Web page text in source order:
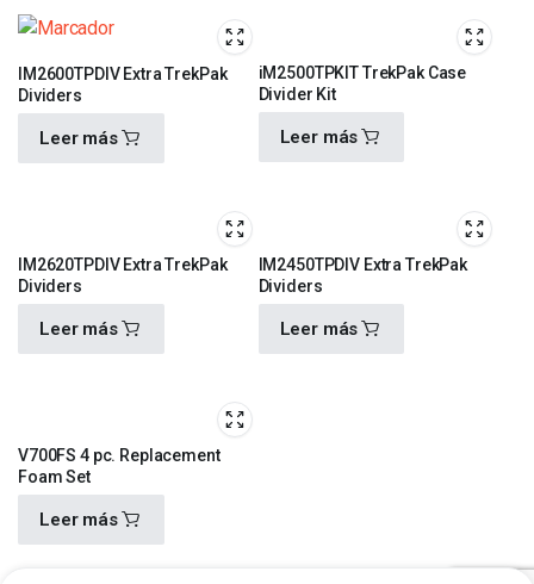
IM2600TPDIV Extra TrekPak
Dividers
Leer más
iM2500TPKIT TrekPak Case
Divider Kit
Leer más
IM2620TPDIV Extra TrekPak
Dividers
Leer más
IM2450TPDIV Extra TrekPak
Dividers
Leer más
V700FS 4 pc. Replacement
Foam Set
Leer más